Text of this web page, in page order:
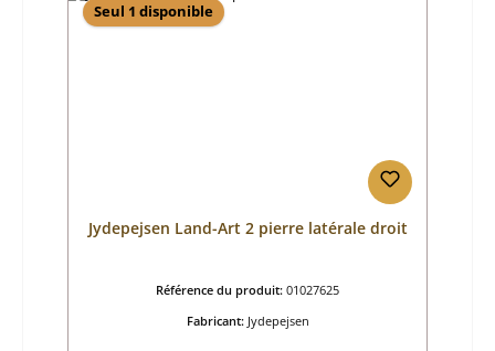
Seul 1 disponible
Jydepejsen Land-Art 2 pierre latérale droit
Référence du produit: 01027625
Fabricant: Jydepejsen